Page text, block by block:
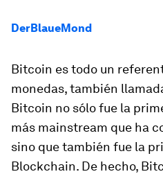
DerBlaueMond
Bitcoin es todo un
monedas, también
Bitcoin no sólo fue la
más mainstream que ha
sino que también fue la
Blockchain. De hecho,